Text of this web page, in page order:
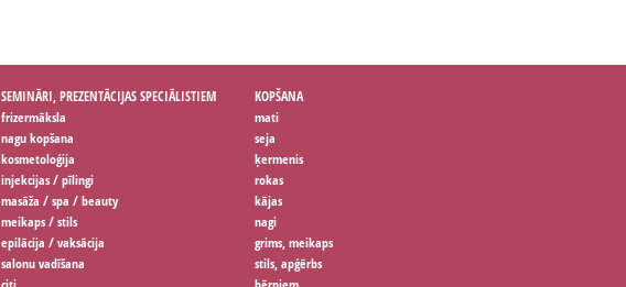
SEMINĀRI, PREZENTĀCIJAS SPECIĀLISTIEM
frizermāksla
nagu kopšana
kosmetoloģija
injekcijas / pīlingi
masāža / spa / beauty
meikaps / stils
epilācija / vaksācija
salonu vadīšana
KOPŠANA
mati
seja
ķermenis
rokas
kājas
nagi
grims, meikaps
stils, apģērbs